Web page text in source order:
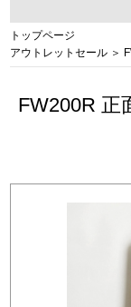
トップページ
アウトレットセール ＞
FW200R 正